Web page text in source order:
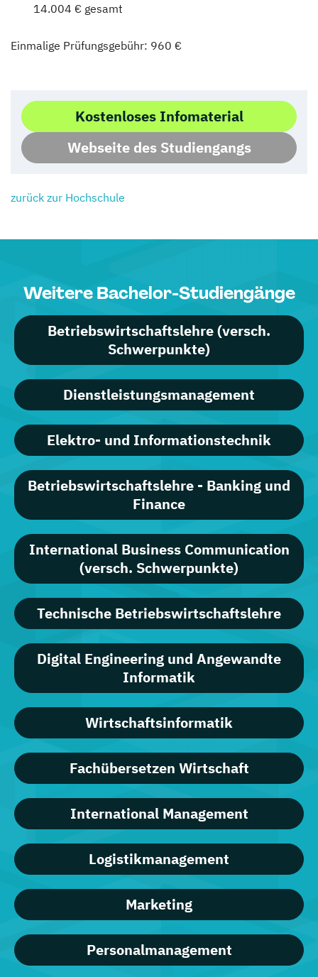
14.004 € gesamt
Einmalige Prüfungsgebühr: 960 €
Kostenloses Infomaterial
Webseite des Studiengangs
zurück zur Hochschule
Weitere Bachelor-Studiengänge
Betriebswirtschaftslehre (versch.
Schwerpunkte)
Dienstleistungsmanagement
Elektro- und Informationstechnik
Betriebswirtschaftslehre - Banking und
Finance
International Business Communication
(versch. Schwerpunkte)
Technische Betriebswirtschaftslehre
Digital Engineering und Angewandte
Informatik
Wirtschaftsinformatik
Fachübersetzen Wirtschaft
International Management
Logistikmanagement
Marketing
Personalmanagement